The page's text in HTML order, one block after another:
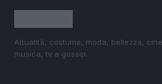
Attualità, costume, moda, bellezza,
musica, tv e gossip.